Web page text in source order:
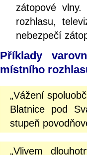
zátopové
rozhlasu,
nebezpečí
Příklady
místního
„Vážení
Blatnice pod
stupeň
„Vlivem